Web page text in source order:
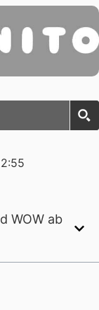
WOW ab